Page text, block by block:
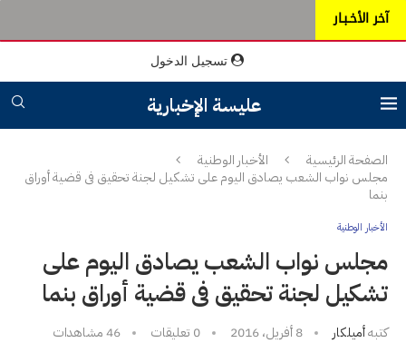
آخر الأخـبـار
تسجيل الدخول
عليسة الإخبارية
الصفحة الرئيسية
الأخبار الوطنية
مجلس نواب الشعب يصادق اليوم على تشكيل لجنة تحقيق فى قضية أوراق
بنما
الأخبار الوطنية
مجلس نواب الشعب يصادق اليوم على
تشكيل لجنة تحقيق فى قضية أوراق بنما
كتبهأميلكار 8 أفريل، 2016 0 تعليقات 46مشاهدات